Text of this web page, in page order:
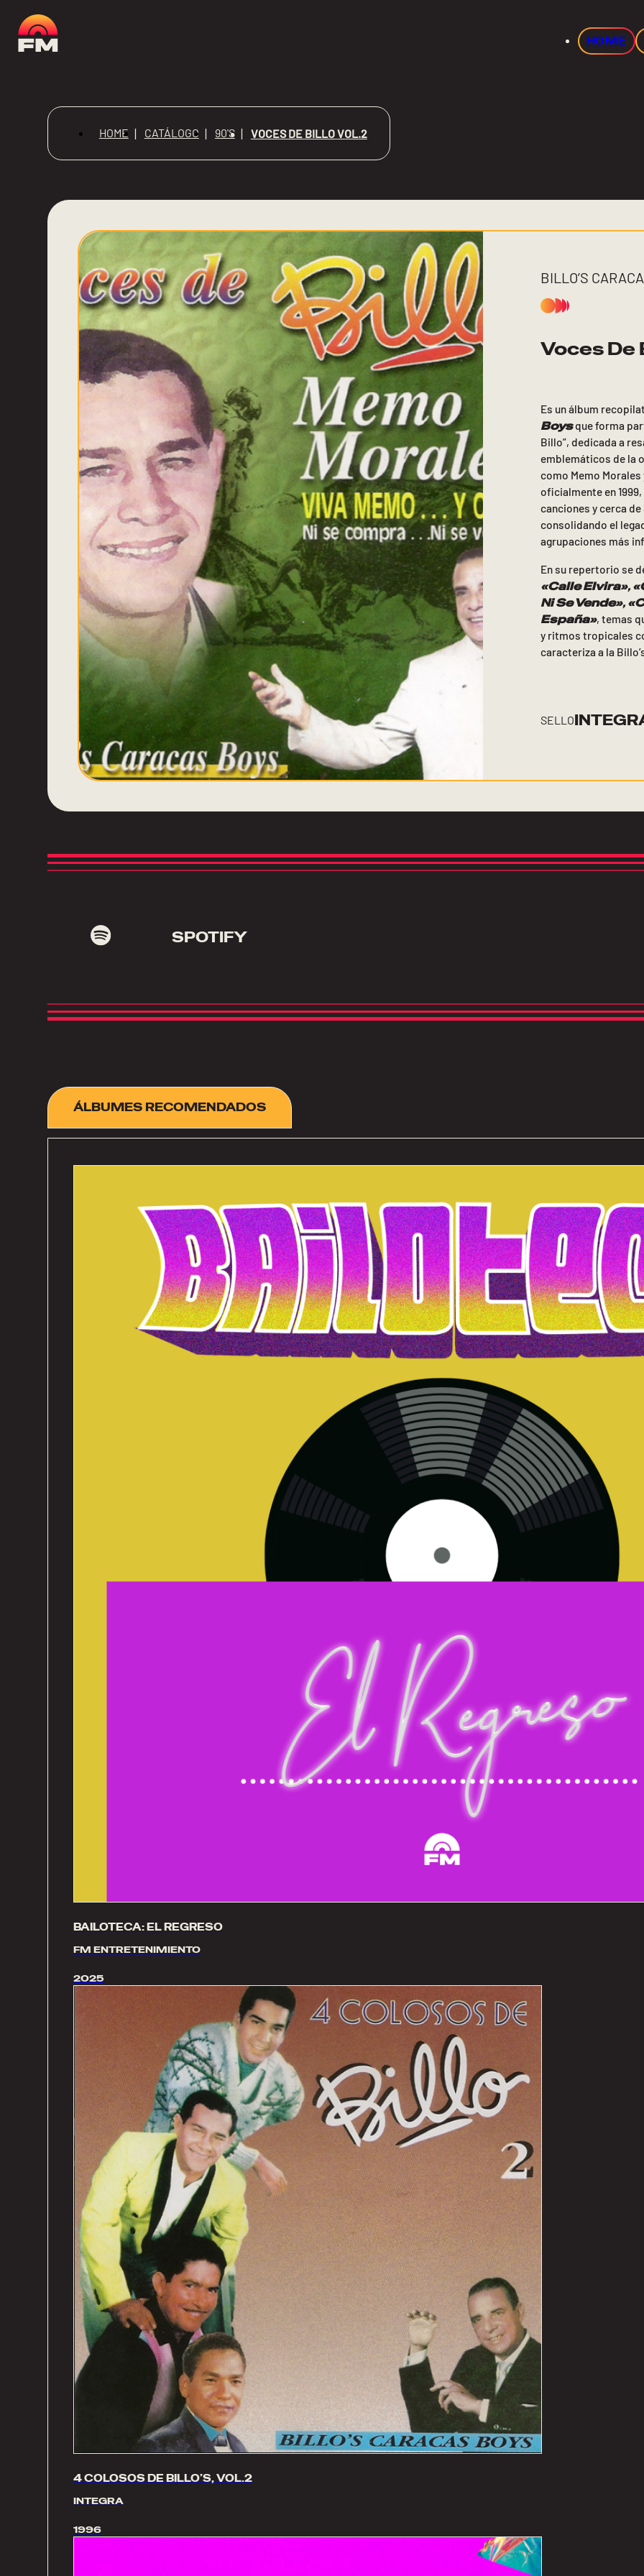
HOME
HOME CATÁLOGO 90'S VOCES DE BILLO VOL.2
BILLO’S
Voces De
Es un álbum
Boysque forma
Billo”, dedicada a
emblemáticos de la
como Memo Morales
oficialmente en
canciones y cerca
consolidando el
agrupaciones más
En su repertorio se
«Calle Elvira»,
Ni Se Vende»,
España», temas
y ritmos tropicales
caracteriza a la
SELLO
SPOTIFY
ÁLBUMES RECOMENDADOS
BAILOTECA: EL REGRESO
FM ENTRETENIMIENTO
2025
4 COLOSOS DE BILLO’S, VOL.2
INTEGRA
1996